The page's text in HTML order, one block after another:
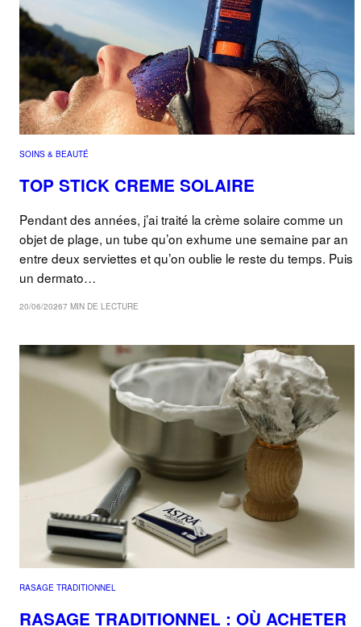
SOINS & BEAUTÉ
TOP STICK CREME SOLAIRE
Pendant des années, j’ai traité la crème solaire comme un
objet de plage, un tube qu’on exhume une semaine par an
entre deux serviettes et qu’on oublie le reste du temps. Puis
un dermato…
20/06/20267 MIN DE LECTURE
RASAGE TRADITIONNEL
RASAGE TRADITIONNEL : OÙ ACHETER